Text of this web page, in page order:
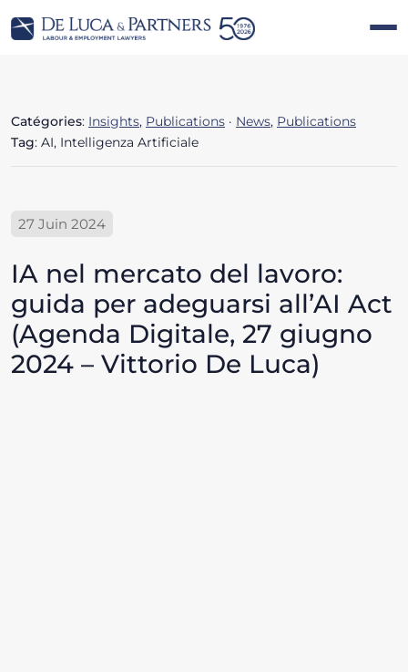
Catégories: Insights, Publications · News, Publications
Tag: AI, Intelligenza Artificiale
27 Juin 2024
IA nel mercato del lavoro:
guida per adeguarsi all’AI Act
(Agenda Digitale, 27 giugno
2024 – Vittorio De Luca)